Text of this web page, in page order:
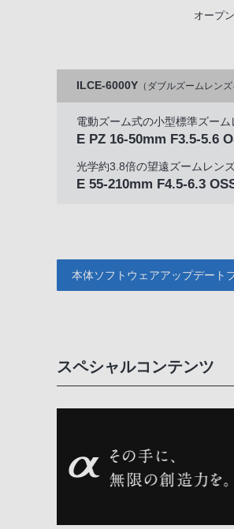
オープ
ILCE-6000Y （ダブルズームレンズ
電動ズーム式の小型標準ズーム
E PZ 16-50mm F3.5-5.6
光学約3.8倍の望遠ズームレン
E 55-210mm F4.5-6.3
本体ソフトウェアアップデート
スペシャルコンテンツ